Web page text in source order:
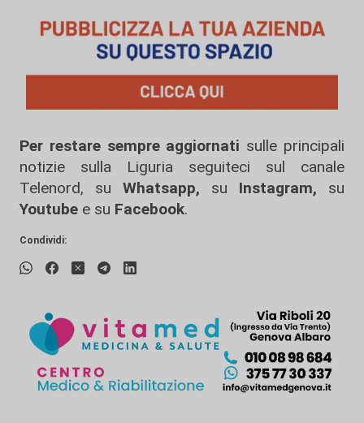
Per restare sempre aggiornati sulle principali
notizie sulla Liguria seguiteci sul canale
Telenord, su
Whatsapp, su Instagram, su
Youtube e su Facebook.
Condividi: